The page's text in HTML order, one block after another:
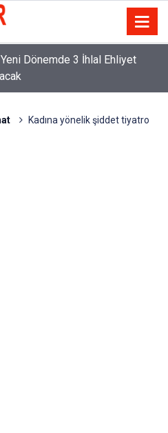
Dönemde 3 İhlal Ehliyet
Kadına yönelik şiddet tiyatro